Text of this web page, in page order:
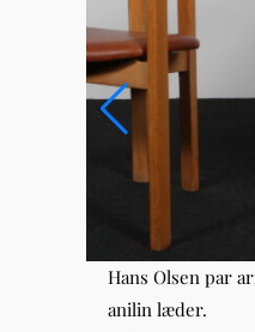
Hans Olsen par
anilin læder.